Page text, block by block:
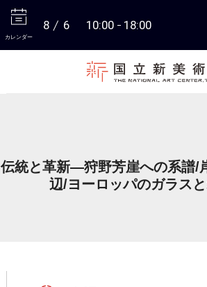
カレンダー
8 6 10:00 18:00
伝統と革新―狩野芳崖への系譜/
辺/ヨーロッパのガラス